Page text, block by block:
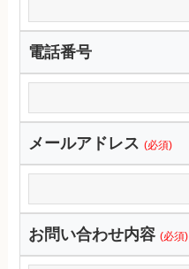
電話番号
メールアドレス (必須)
お問い合わせ内容 (必須)